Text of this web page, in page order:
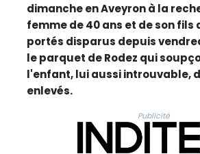
dimanche en Aveyron à la
femme de 40 ans et de son fils
portés disparus depuis
le parquet de Rodez qui
l'enfant, lui aussi introuvable,
enlevés.
Publicité